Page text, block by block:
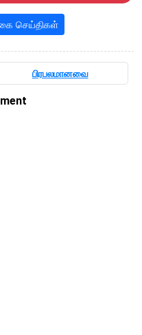
செய்திகள்
பிரபலமானவை